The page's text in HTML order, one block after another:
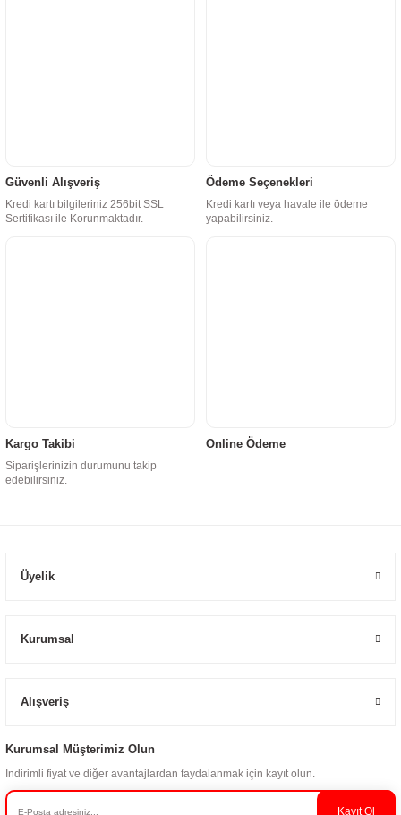
Güvenli Alışveriş
Kredi kartı bilgileriniz 256bit SSL
Sertifikası ile Korunmaktadır.
Ödeme Seçenekleri
Kredi kartı veya havale ile ödeme
yapabilirsiniz.
Kargo Takibi
Siparişlerinizin durumunu takip
edebilirsiniz.
Online Ödeme
Üyelik
Kurumsal
Alışveriş
Kurumsal Müşterimiz Olun
İndirimli fiyat ve diğer avantajlardan faydalanmak için kayıt olun.
Kayıt Ol